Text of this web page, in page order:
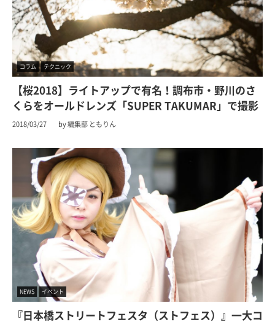
コラム テクニック
【桜2018】ライトアップで有名！調布市・野川のさ
くらをオールドレンズ「SUPER TAKUMAR」で撮影
2018/03/27 by 編集部 ともりん
NEWS イベント
『日本橋ストリートフェスタ（ストフェス）』一大コ